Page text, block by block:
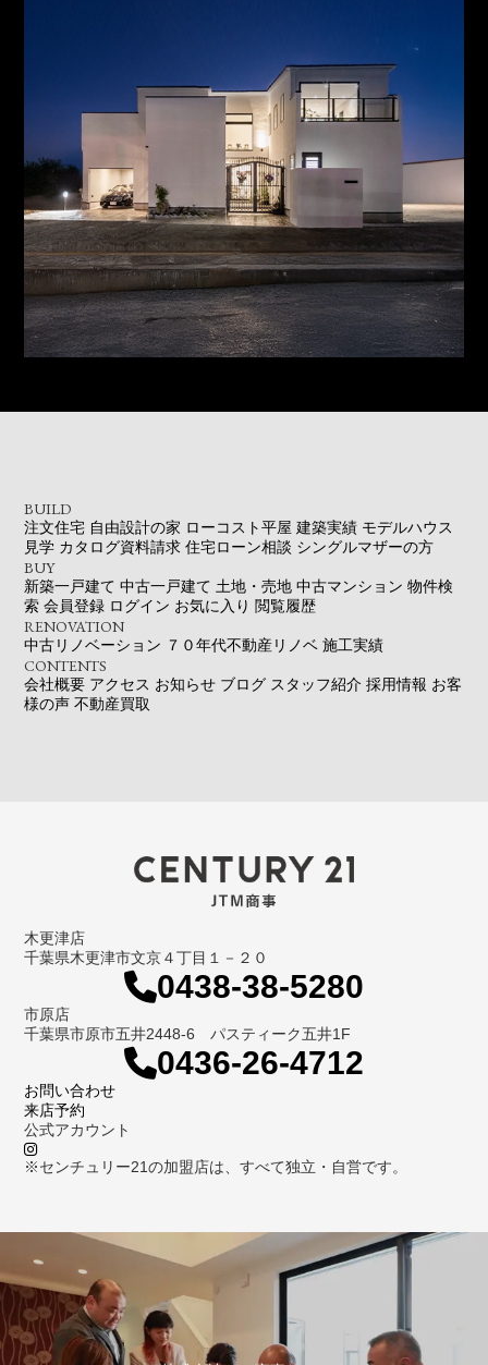
BUILD
注文住宅 自由設計の家 ローコスト平屋 建築実績 モデルハウス
見学 カタログ資料請求 住宅ローン相談 シングルマザーの方
BUY
新築一戸建て 中古一戸建て 土地・売地 中古マンション 物件検
索 会員登録 ログイン お気に入り 閲覧履歴
RENOVATION
中古リノベーション ７０年代不動産リノベ 施工実績
CONTENTS
会社概要 アクセス お知らせ ブログ スタッフ紹介 採用情報 お客
様の声 不動産買取
木更津店
千葉県木更津市文京４丁目１－２０
0438-38-5280
市原店
千葉県市原市五井2448-6 パスティーク五井1F
0436-26-4712
お問い合わせ
来店予約
公式アカウント
※センチュリー21の加盟店は、すべて独立・自営です。